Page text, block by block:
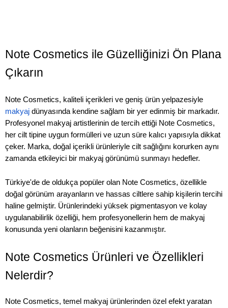
Note Cosmetics ile Güzelliğinizi Ön Plana
Çıkarın
Note Cosmetics, kaliteli içerikleri ve geniş ürün yelpazesiyle
makyaj dünyasında kendine sağlam bir yer edinmiş bir markadır.
Profesyonel makyaj artistlerinin de tercih ettiği Note Cosmetics,
her cilt tipine uygun formülleri ve uzun süre kalıcı yapısıyla dikkat
çeker. Marka, doğal içerikli ürünleriyle cilt sağlığını korurken aynı
zamanda etkileyici bir makyaj görünümü sunmayı hedefler.
Türkiye'de de oldukça popüler olan Note Cosmetics, özellikle
doğal görünüm arayanların ve hassas ciltlere sahip kişilerin tercihi
haline gelmiştir. Ürünlerindeki yüksek pigmentasyon ve kolay
uygulanabilirlik özelliği, hem profesyonellerin hem de makyaj
konusunda yeni olanların beğenisini kazanmıştır.
Note Cosmetics Ürünleri ve Özellikleri
Nelerdir?
Note Cosmetics, temel makyaj ürünlerinden özel efekt yaratan